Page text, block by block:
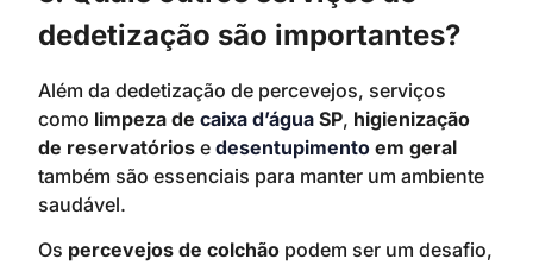
dedetização são importantes?
Além da dedetização de percevejos, serviços
como limpeza de caixa d’água SP, higienização
de reservatórios e desentupimento em geral
também são essenciais para manter um ambiente
saudável.
Os percevejos de colchão podem ser um desafio,